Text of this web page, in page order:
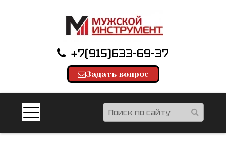
+7(915)633-69-37
Задать вопрос